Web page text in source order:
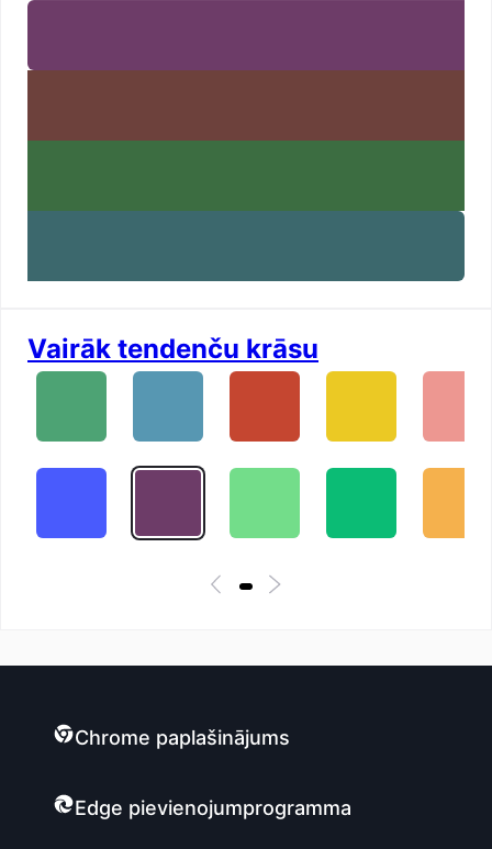
Vairāk tendenču krāsu
Chrome paplašinājums
Edge pievienojumprogramma